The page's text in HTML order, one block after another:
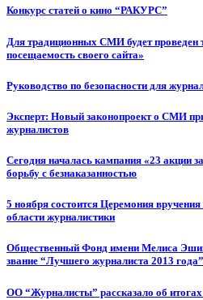
Конкурс статей о кино “РАКУРС”
Для традиционных СМИ будет проведен
посещаемость своего сайта»
Руководство по безопасности для
Эксперт: Новый законопроект о СМИ
журналистов
Сегодня началась кампания «23 акции
борьбу с безнаказанностью
5 ноября состоится Церемония
области журналистики
Общественный Фонд имени Мелиса
звание “Лучшего журналиста 2013 года”
ОО “Журналисты” рассказало об